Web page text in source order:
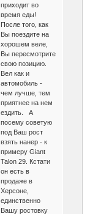
приходит во
время еды!
После того, как
Вы поездите на
хорошем веле,
Вы пересмотрите
свою позицию.
Вел как и
автомобиль -
чем лучше, тем
приятнее на нем
ездить. А
посему советую
под Ваш рост
взять нанер - к
примеру Giant
Talon 29. Кстати
он есть в
продаже в
Херсоне,
единственно
Вашу ростовку